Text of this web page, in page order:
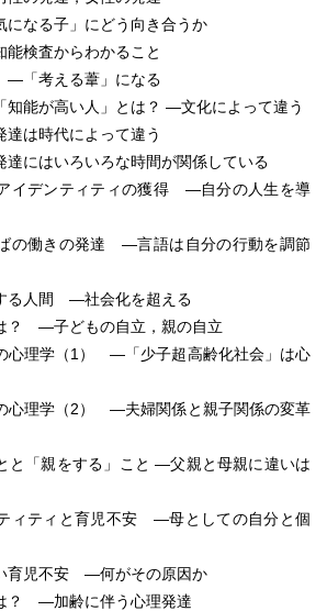
なる子」にどう向き合うか
検査からわかること
「考える葦」になる
能が高い人」とは？ ―文化によって違う
は時代によって違う
はいろいろな時間が関係している
イデンティティの獲得 ―自分の人生を導
の働きの発達 ―言語は自分の行動を調節
る人間 ―社会化を超える
？ ―子どもの自立，親の自立
心理学（1） ―「少子超高齢化社会」は心
心理学（2） ―夫婦関係と親子関係の変革
「親をする」こと ―父親と母親に違いは
ィティと育児不安 ―母としての自分と個
育児不安 ―何がその原因か
？ ―加齢に伴う心理発達